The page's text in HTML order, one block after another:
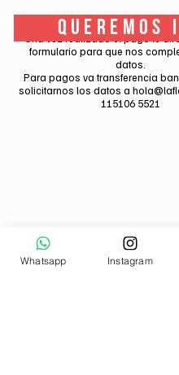
​Una vez realizado el pago te
formulario para que nos
datos.
Para pagos va transferencia
solicitarnos los datos a
115106 5521
QUEREMOS
CONTACTO
Whatsapp Instagram